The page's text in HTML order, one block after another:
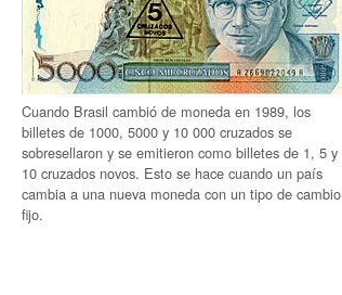
Cuando Brasil cambió de moneda en 1989, los
billetes de 1000, 5000 y 10 000 cruzados se
sobresellaron y se emitieron como billetes de 1, 5 y
10 cruzados novos. Esto se hace cuando un país
cambia a una nueva moneda con un tipo de cambio
fijo.